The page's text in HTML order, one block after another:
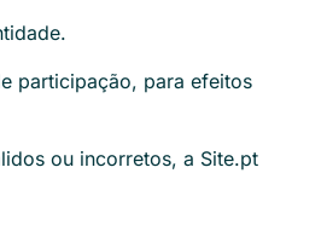
participação, para efeitos
ou incorretos, a Site.pt